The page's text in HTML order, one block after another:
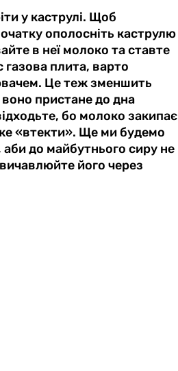
у каструлі. Щоб
ополосніть каструлю
в неї молоко та ставте
плита, варто
Це теж зменшить
воно пристане до дна
бо молоко закипає
«втекти». Ще ми будемо
до майбутнього сиру не
його через